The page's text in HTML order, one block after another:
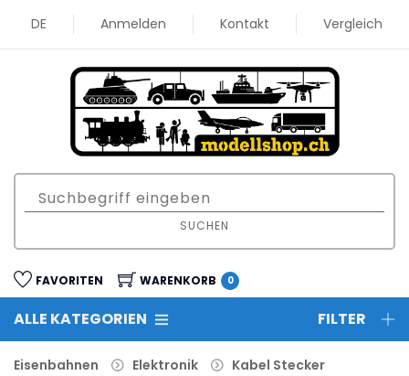
DE Anmelden Kontakt Vergleich
SUCHEN
FAVORITEN WARENKORB 0
ALLE KATEGORIEN FILTER
Eisenbahnen Elektronik Kabel Stecker